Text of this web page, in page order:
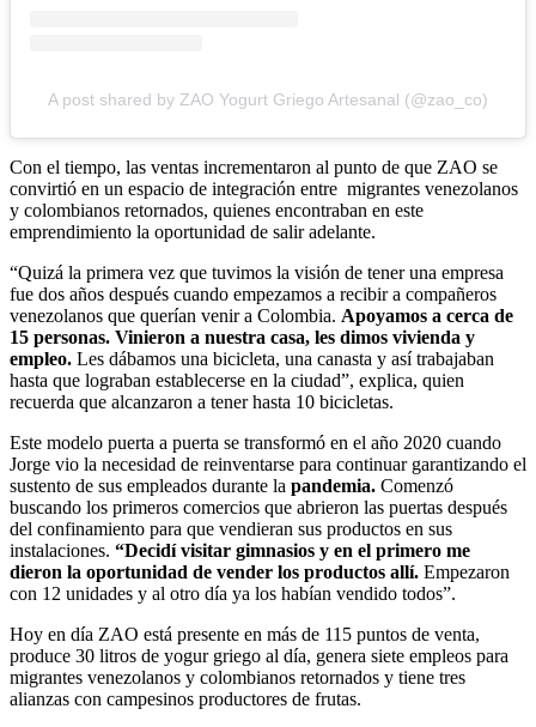
A post shared by ZAO Yogurt Griego Artesanal (@zao_co)
Con el tiempo, las ventas incrementaron al punto de que ZAO se
convirtió en un espacio de integración entre migrantes venezolanos
y colombianos retornados, quienes encontraban en este
emprendimiento la oportunidad de salir adelante.
“Quizá la primera vez que tuvimos la visión de tener una empresa
fue dos años después cuando empezamos a recibir a compañeros
venezolanos que querían venir a Colombia. Apoyamos a cerca de
15 personas. Vinieron a nuestra casa, les dimos vivienda y
empleo. Les dábamos una bicicleta, una canasta y así trabajaban
hasta que lograban establecerse en la ciudad”, explica, quien
recuerda que alcanzaron a tener hasta 10 bicicletas.
Este modelo puerta a puerta se transformó en el año 2020 cuando
Jorge vio la necesidad de reinventarse para continuar garantizando el
sustento de sus empleados durante la pandemia. Comenzó
buscando los primeros comercios que abrieron las puertas después
del confinamiento para que vendieran sus productos en sus
instalaciones. “Decidí visitar gimnasios y en el primero me
dieron la oportunidad de vender los productos allí. Empezaron
con 12 unidades y al otro día ya los habían vendido todos”.
Hoy en día ZAO está presente en más de 115 puntos de venta,
produce 30 litros de yogur griego al día, genera siete empleos para
migrantes venezolanos y colombianos retornados y tiene tres
alianzas con campesinos productores de frutas.